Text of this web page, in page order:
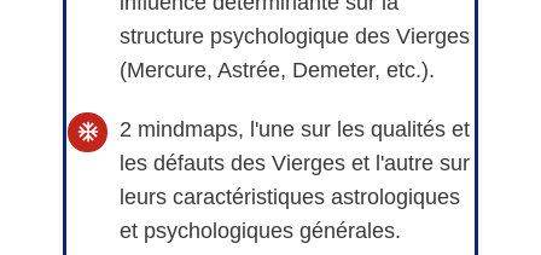
structure psychologique des Vierges
(Mercure, Astrée, Demeter, etc.).
2 mindmaps, l'une sur les qualités et
les défauts des Vierges et l'autre sur
leurs caractéristiques astrologiques
et psychologiques générales.